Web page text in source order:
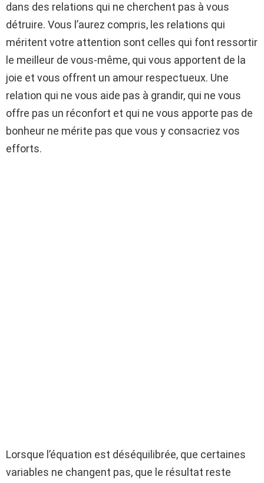
dans des relations qui ne cherchent pas à vous
détruire. Vous l’aurez compris, les relations qui
méritent votre attention sont celles qui font ressortir
le meilleur de vous-même, qui vous apportent de la
joie et vous offrent un amour respectueux. Une
relation qui ne vous aide pas à grandir, qui ne vous
offre pas un réconfort et qui ne vous apporte pas de
bonheur ne mérite pas que vous y consacriez vos
efforts.
Lorsque l’équation est déséquilibrée, que certaines
variables ne changent pas, que le résultat reste